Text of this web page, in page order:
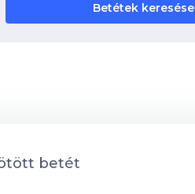
Betétek keresése
betét